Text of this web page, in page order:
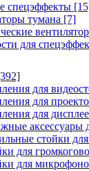
спецэффекты
тумана [7]
для
для
для
для
аксессуары
стойки для
для
для